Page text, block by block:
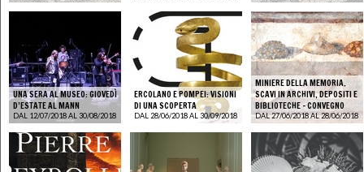
UNA SERA AL MUSEO: GIOVEDÌ
D’ESTATE AL MANN
DAL 12/07/2018 AL 30/08/2018
ERCOLANO E POMPEI: VISIONI
DI UNA SCOPERTA
DAL 28/06/2018 AL 30/09/2018
MINIERE DELLA MEMORIA.
SCAVI IN ARCHIVI, DEPOSITI E
BIBLIOTECHE - CONVEGNO
DAL 27/06/2018 AL 28/06/2018